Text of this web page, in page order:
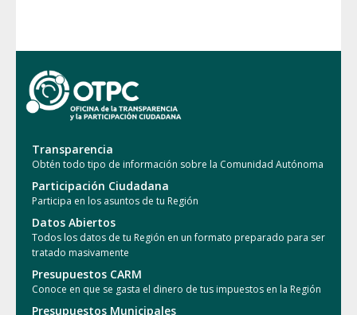
Transparencia
Obtén todo tipo de información sobre la Comunidad Autónoma
Participación Ciudadana
Participa en los asuntos de tu Región
Datos Abiertos
Todos los datos de tu Región en un formato preparado para ser
tratado masivamente
Presupuestos CARM
Conoce en que se gasta el dinero de tus impuestos en la Región
Presupuestos Municipales